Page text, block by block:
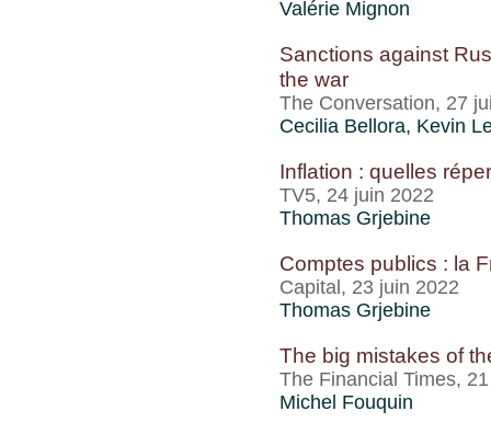
Valérie Mignon
Sanctions against
the war
The Conversation, 27
Cecilia Bellora, Kevin
Inflation : quelles
TV5, 24 juin 2022
Thomas Grjebine
Comptes publics : la
Capital, 23 juin 2022
Thomas Grjebine
The big mistakes of
The Financial Times,
Michel Fouquin